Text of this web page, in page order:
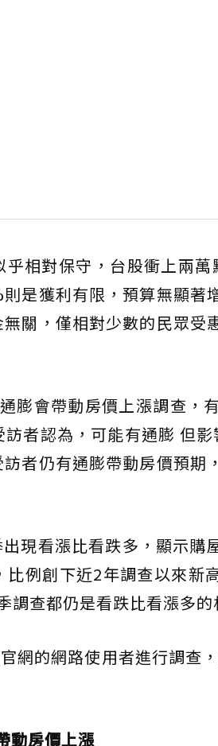
相對保守，台股衝上兩
是獲利有限，預算無顯著
關，僅相對少數的民眾受
膨會帶動房價上漲調查，
者認為，可能有通膨 但
者仍有通膨帶動房價預期
現看漲比看跌多，顯示購
例創下近2年調查以來新
查都仍是看跌比看漲多的
網的網路使用者進行調查
動房價上漲